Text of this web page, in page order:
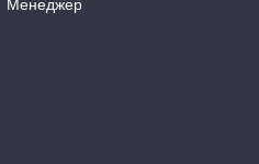
Менеджер